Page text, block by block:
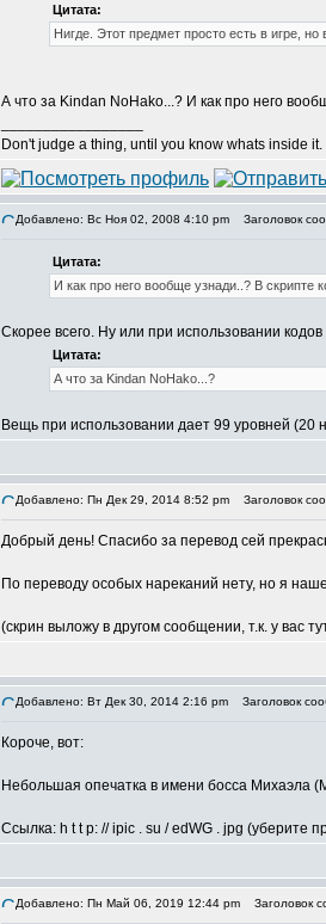
Цитата:
Нигде. Этот предмет просто есть в игре,
А что за Kindan NoHako...? И как про него
Don't judge a thing, until you know whats inside it.
Добавлено: Вс Ноя 02, 2008 4:10 pm Заголовок
Цитата:
И как про него вообще узнади..? В скрипте
Скорее всего. Ну или при использовании
Цитата:
А что за Kindan NoHako...?
Вещь при использовании дает 99 уровней (20
Добавлено: Пн Дек 29, 2014 8:52 pm Заголовок
Добрый день! Спасибо за перевод сей
По переводу особых нареканий нету, но я
(скрин выложу в другом сообщении, т.к. у вас
Добавлено: Вт Дек 30, 2014 2:16 pm Заголовок
Короче, вот:
Небольшая опечатка в имени босса Михаэла
Ссылка: h t t p: // ipic . su / edWG . jpg (уберите
Добавлено: Пн Май 06, 2019 12:44 pm Заголовок